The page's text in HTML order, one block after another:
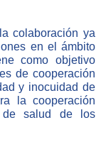
colaboración ya
en el ámbito
como objetivo
de cooperación
y inocuidad de
la cooperación
de salud de los